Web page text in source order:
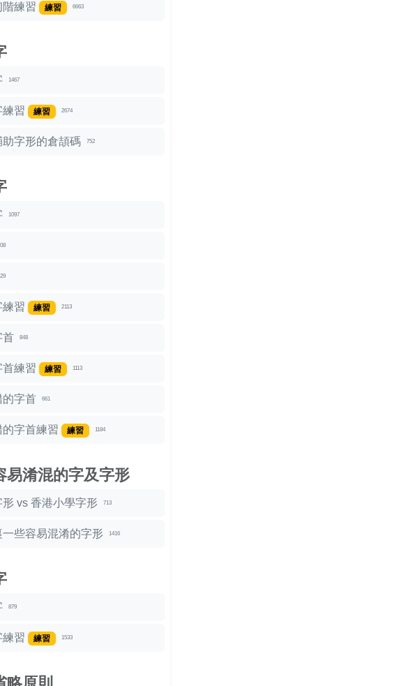
練習 練習 6663
1467
練習 練習 2674
助字形的倉頡碼 752
1097
練習 練習 2113
首 848
練習 練習 1113
的字首 661
的字首練習 練習 1184
易淆混的字及字形
vs 香港小學字形 713
一些容易混淆的字形 1416
879
練習 練習 1533